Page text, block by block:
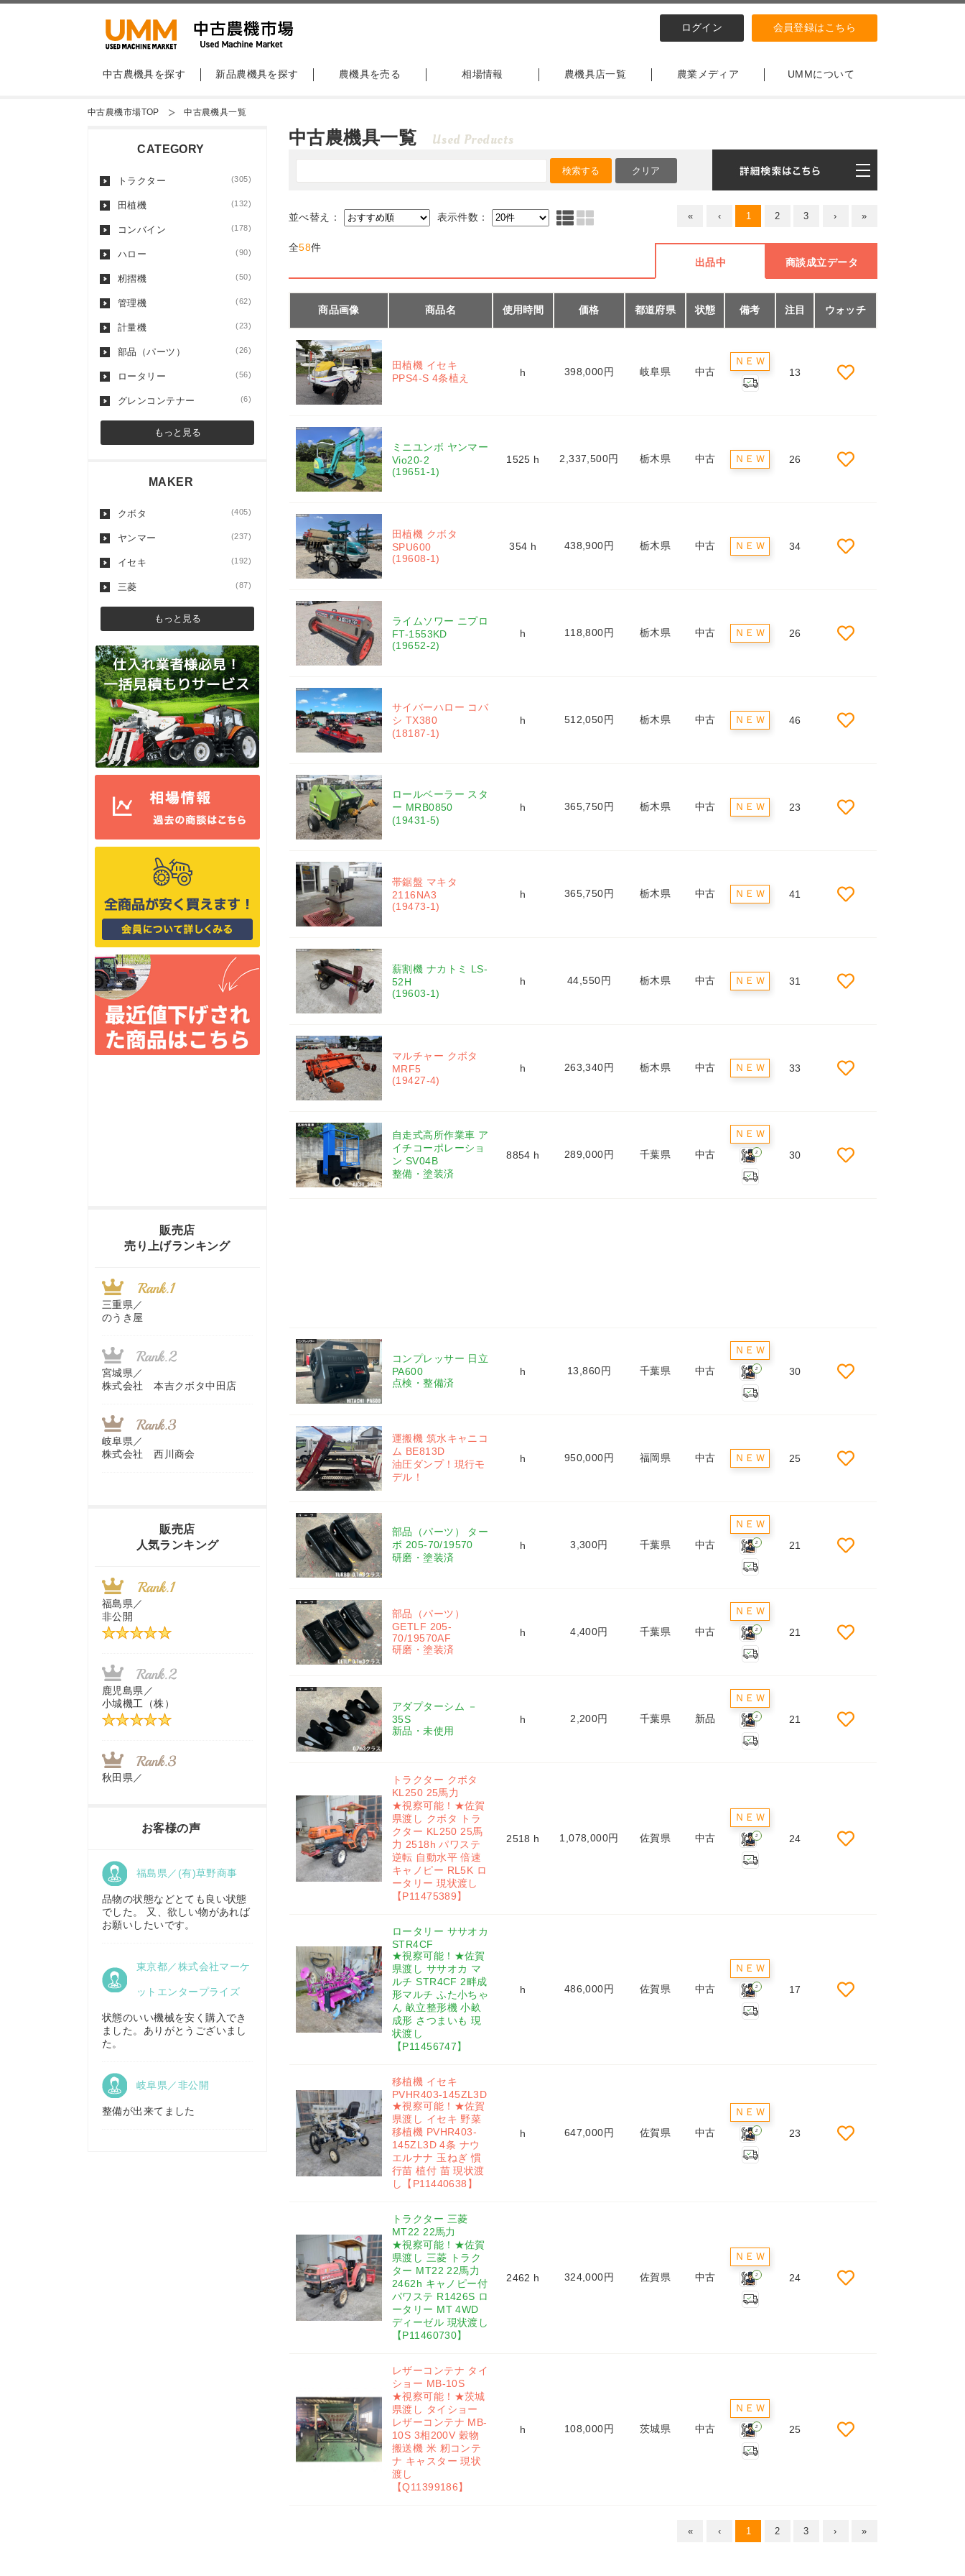
ログイン 会員登録はこちら
中古農機具を探す 新品農機具を探す 農機具を売る 相場情報 農機具店一覧 農業メディア UMMについて
中古農機市場TOP 中古農機具一覧
中古農機具一覧 Used Products
« ‹ 1 2 3 › »
並べ替え： 表示件数：
全58件
出品中
商談成立データ
商品画像 商品名 使用時間 価格 都道府県 状態 備考 注目 ウォッチ
田植機 イセキ
PPS4-S 4条植え
h 398,000円 岐阜県 中古
ＮＥＷ
13
ミニユンボ ヤンマー
Vio20-2
(19651-1)
1525 h 2,337,500円 栃木県 中古 ＮＥＷ 26
田植機 クボタ
SPU600
(19608-1)
354 h 438,900円 栃木県 中古 ＮＥＷ 34
ライムソワー ニプロ
FT-1553KD
(19652-2)
h 118,800円 栃木県 中古 ＮＥＷ 26
サイバーハロー コバ
シ TX380
(18187-1)
h 512,050円 栃木県 中古 ＮＥＷ 46
ロールベーラー スタ
ー MRB0850
(19431-5)
h 365,750円 栃木県 中古 ＮＥＷ 23
帯鋸盤 マキタ
2116NA3
(19473-1)
h 365,750円 栃木県 中古 ＮＥＷ 41
薪割機 ナカトミ LS-
52H
(19603-1)
h 44,550円 栃木県 中古 ＮＥＷ 31
マルチャー クボタ
MRF5
(19427-4)
h 263,340円 栃木県 中古 ＮＥＷ 33
自走式高所作業車 ア
イチコーポレーショ
ン SV04B
整備・塗装済
8854 h 289,000円 千葉県 中古
ＮＥＷ
2 30
コンプレッサー 日立
PA600
点検・整備済
h 13,860円 千葉県 中古
ＮＥＷ
2 30
運搬機 筑水キャニコ
ム BE813D
油圧ダンプ！現行モ
デル！
h 950,000円 福岡県 中古 ＮＥＷ 25
部品（パーツ） ター
ボ 205-70/19570
研磨・塗装済
h 3,300円 千葉県 中古
ＮＥＷ
2 21
部品（パーツ）
GETLF 205-
70/19570AF
研磨・塗装済
h 4,400円 千葉県 中古
ＮＥＷ
2 21
アダプターシム －
35S
新品・未使用
h 2,200円 千葉県 新品
ＮＥＷ
2 21
トラクター クボタ
KL250 25馬力
★視察可能！★佐賀
県渡し クボタ トラ
クター KL250 25馬
力 2518h パワステ
逆転 自動水平 倍速
キャノピー RL5K ロ
ータリー 現状渡し
【P11475389】
2518 h 1,078,000円 佐賀県 中古
ＮＥＷ
2 24
ロータリー ササオカ
STR4CF
★視察可能！★佐賀
県渡し ササオカ マ
ルチ STR4CF 2畔成
形マルチ ふた小ちゃ
ん 畝立整形機 小畝
成形 さつまいも 現
状渡し
【P11456747】
h 486,000円 佐賀県 中古
ＮＥＷ
2 17
移植機 イセキ
★視察可能！★佐賀
県渡し イセキ 野菜
移植機 PVHR403-
145ZL3D 4条 ナウ
エルナナ 玉ねぎ 慣
行苗 植付 苗 現状渡
し【P11440638】
h 647,000円 佐賀県 中古
ＮＥＷ
2 23
トラクター 三菱
MT22 22馬力
★視察可能！★佐賀
県渡し 三菱 トラク
ター MT22 22馬力
2462h キャノピー付
パワステ R1426S ロ
ータリー MT 4WD
ディーゼル 現状渡し
【P11460730】
2462 h 324,000円 佐賀県 中古
ＮＥＷ
2 24
レザーコンテナ タイ
ショー MB-10S
★視察可能！★茨城
県渡し タイショー
レザーコンテナ MB-
10S 3相200V 穀物
搬送機 米 籾コンテ
ナ キャスター 現状
渡し
【Q11399186】
h 108,000円 茨城県 中古
ＮＥＷ
2 25
« ‹ 1 2 3 › »
CATEGORY
トラクター (305)
田植機 (132)
コンバイン (178)
ハロー (90)
籾摺機 (50)
管理機 (62)
計量機 (23)
部品（パーツ） (26)
ロータリー (56)
グレンコンテナー (6)
もっと見る
MAKER
クボタ (405)
ヤンマー (237)
イセキ (192)
三菱 (87)
もっと見る
販売店
売り上げランキング
三重県／
のうき屋
宮城県／
株式会社 本吉クボタ中田店
岐阜県／
株式会社 西川商会
農機リンクス
山梨県／
株式会社 ヨダ兄弟商会
近江商事合同会社：「茨城中古
農建機販売」
ガワ農機商会）
東京都／
株式会社マーケットエンタープ
ライズ
秋田県／
TMKトレーディング株式会社
販売店
人気ランキング
福島県／
非公開
鹿児島県／
小城機工（株）
秋田県／
香川県／
農機リンクス
株式会社キリノ
福島県／
お客様の声
福島県／(有)草野商事
品物の状態などとても良い状態
でした。 又、欲しい物があれば
お願いしたいです。
東京都／株式会社マーケ
ットエンタープライズ
状態のいい機械を安く購入でき
ました。ありがとうございまし
た。
岐阜県／非公開
整備が出来てました